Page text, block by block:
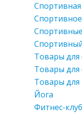
Товары для
Товары для
Товары для
Йога
Фитнес-